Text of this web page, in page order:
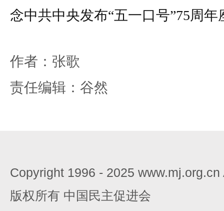
念中共中央发布“五一口号”75周
作者：张歌
责任编辑：谷然
Copyright 1996 - 2025
版权所有 中国民主促进会